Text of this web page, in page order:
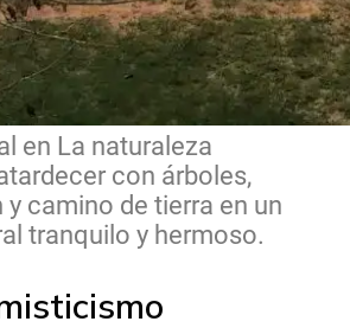
en La naturaleza
con árboles,
camino de tierra en un
tranquilo y hermoso.